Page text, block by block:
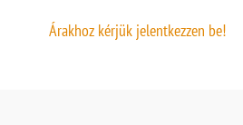
Árakhoz kérjük jelentkezzen be!